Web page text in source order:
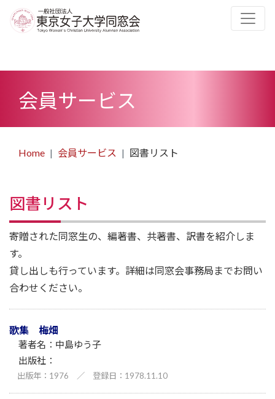
会員サービス
Home 会員サービス 図書リスト
図書リスト
寄贈された同窓生の、編著書、共著書、訳書を紹介しま
す。
貸し出しも行っています。詳細は同窓会事務局までお問い
合わせください。
歌集 梅畑
中島ゆう子
1976 ／ 1978.11.10